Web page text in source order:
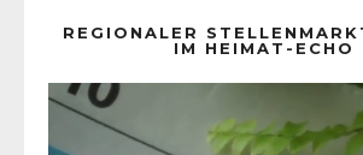
REGIONALER
IM HEIMAT-ECHO
Player